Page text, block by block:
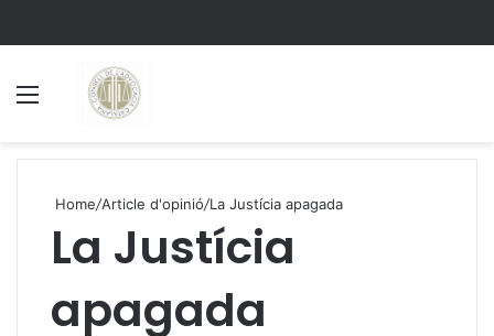
Home/Article d'opinió/La Justícia apagada
La Justícia
apagada